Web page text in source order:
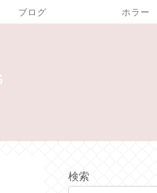
ブログ ホラー
検索